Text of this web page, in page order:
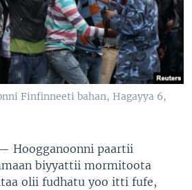
Finfinneeti bahan, Hagayya 6,
Hoogganoonni paartii
biyyattii mormitoota
olii fudhatu yoo itti fufe,